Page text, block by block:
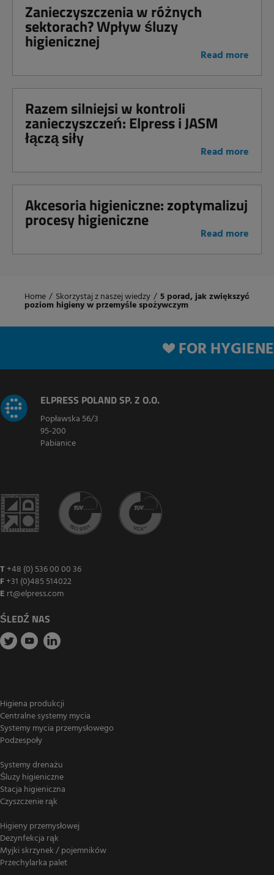
Zanieczyszczenia w różnych
sektorach? Wpływ śluzy
higienicznej
Read more
Razem silniejsi w kontroli
zanieczyszczeń: Elpress i JASM
łączą siły
Read more
Akcesoria higieniczne: zoptymalizuj
procesy higieniczne
Read more
Home / Skorzystaj z naszej wiedzy / 5 porad, jak zwiększyć
poziom higieny w przemyśle spożywczym
FOR HYGIENE
ELPRESS POLAND SP. Z O.O.
Popławska 56/3
95-200
Pabianice
T +48 (0) 536 00 00 36
F+31 (0)485 514022
E rt@elpress.com
ŚLEDŹ NAS
Higiena produkcji
Centralne systemy mycia
Systemy mycia przemysłowego
Podzespoły
Systemy drenażu
Śluzy higieniczne
Stacja higieniczna
Czyszczenie rąk
Higieny przemysłowej
Dezynfekcja rąk
Myjki skrzynek / pojemników
Przechylarka palet